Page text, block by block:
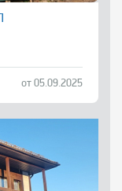
от 05.09.2025